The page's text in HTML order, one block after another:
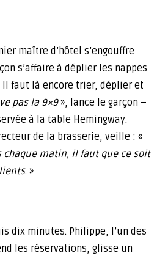
maître d’hôtel s’engouffre
s’affaire à déplier les nappes
Il faut là encore trier, déplier et
pas la 9×9», lance le garçon –
à la table Hemingway.
de la brasserie, veille : «
chaque matin, il faut que ce soit
. »
dix minutes. Philippe, l’un des
les réservations, glisse un